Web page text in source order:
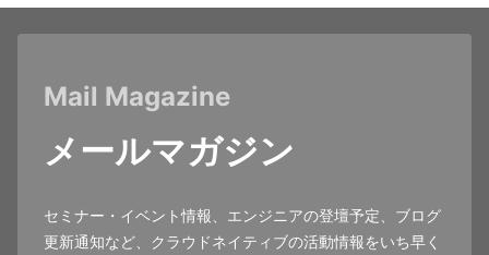
Mail Magazine
メールマガジン
セミナー・イベント情報、エンジニアの登壇予定、ブログ
更新通知など、クラウドネイティブの活動情報をいち早く